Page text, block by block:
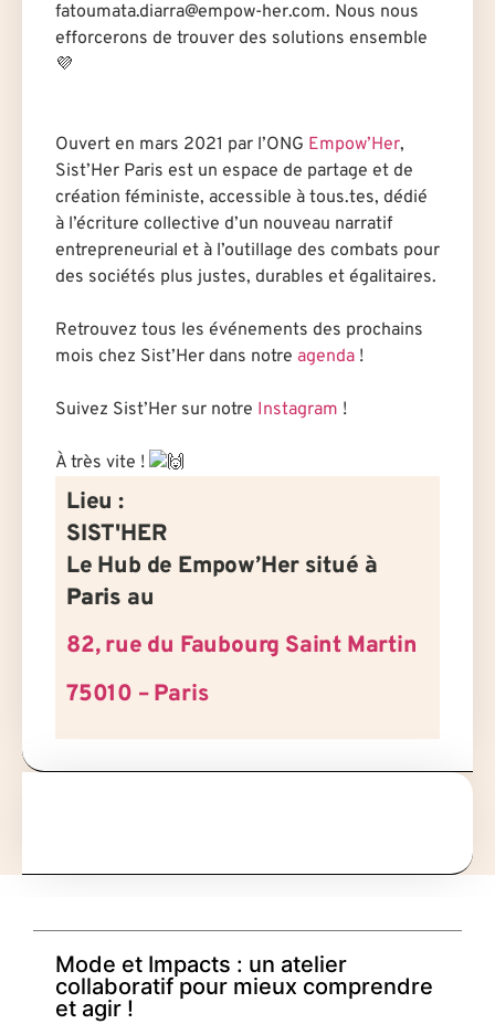
fatoumata.diarra@empow-her.com. Nous nous
efforcerons de trouver des solutions ensemble
💜
Ouvert en mars 2021 par l’ONG Empow’Her,
Sist’Her Paris est un espace de partage et de
création féministe, accessible à tous.tes, dédié
à l’écriture collective d’un nouveau narratif
entrepreneurial et à l’outillage des combats pour
des sociétés plus justes, durables et égalitaires.
Retrouvez tous les événements des prochains
mois chez Sist’Her dans notre agenda !
Suivez Sist’Her sur notre Instagram !
À très vite !
Lieu :
SIST'HER
Le Hub de Empow’Her situé à
Paris au
82, rue du Faubourg Saint Martin
75010 – Paris
Mode et Impacts : un atelier
collaboratif pour mieux comprendre
et agir !